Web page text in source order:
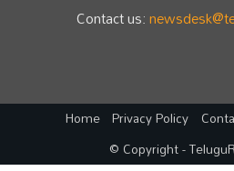
Contact us:
Home Privacy Policy
© Copyright -